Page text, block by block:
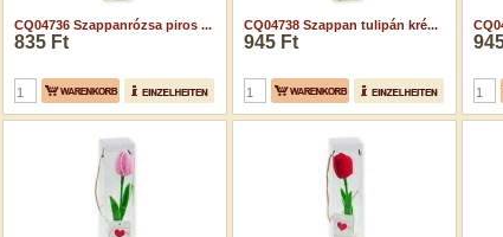
CQ04736 Szappanrózsa piros ...
835 Ft
CQ04738 Szappan tulipán kré...
945 Ft